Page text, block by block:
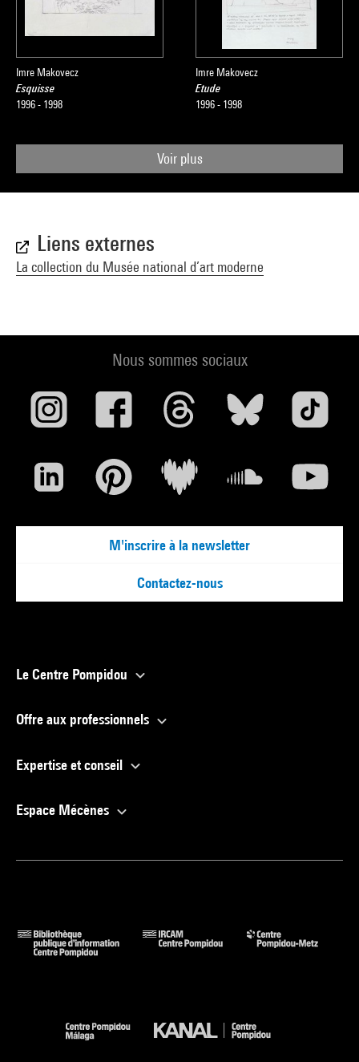
Imre Makovecz
Esquisse
1996 - 1998
Imre Makovecz
Etude
1996 - 1998
Voir plus
Liens externes
La collection du Musée national d’art moderne
Nous sommes sociaux
M'inscrire à la newsletter
Contactez-nous
Le Centre Pompidou
Offre aux professionnels
Expertise et conseil
Espace Mécènes